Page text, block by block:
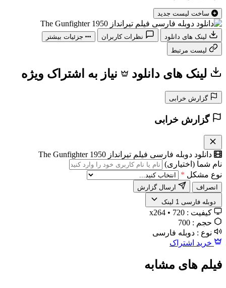
جزئیات بیشتر
لینک های دانلود نیاز به اشتراک ویژه
گزارش خرابی
گزارش خرابی
دانلود دوبله فارسی فیلم تیرانداز The Gunfighter 1950
نام شما (اختیاری)
نوع مشکل *
انصراف
️ دوبله فارسی 1 لینک
کیفیت : 720 • x264
حجم : 700
نوع : دوبله فارسی
خرید اشتراک
فیلم های مشابه